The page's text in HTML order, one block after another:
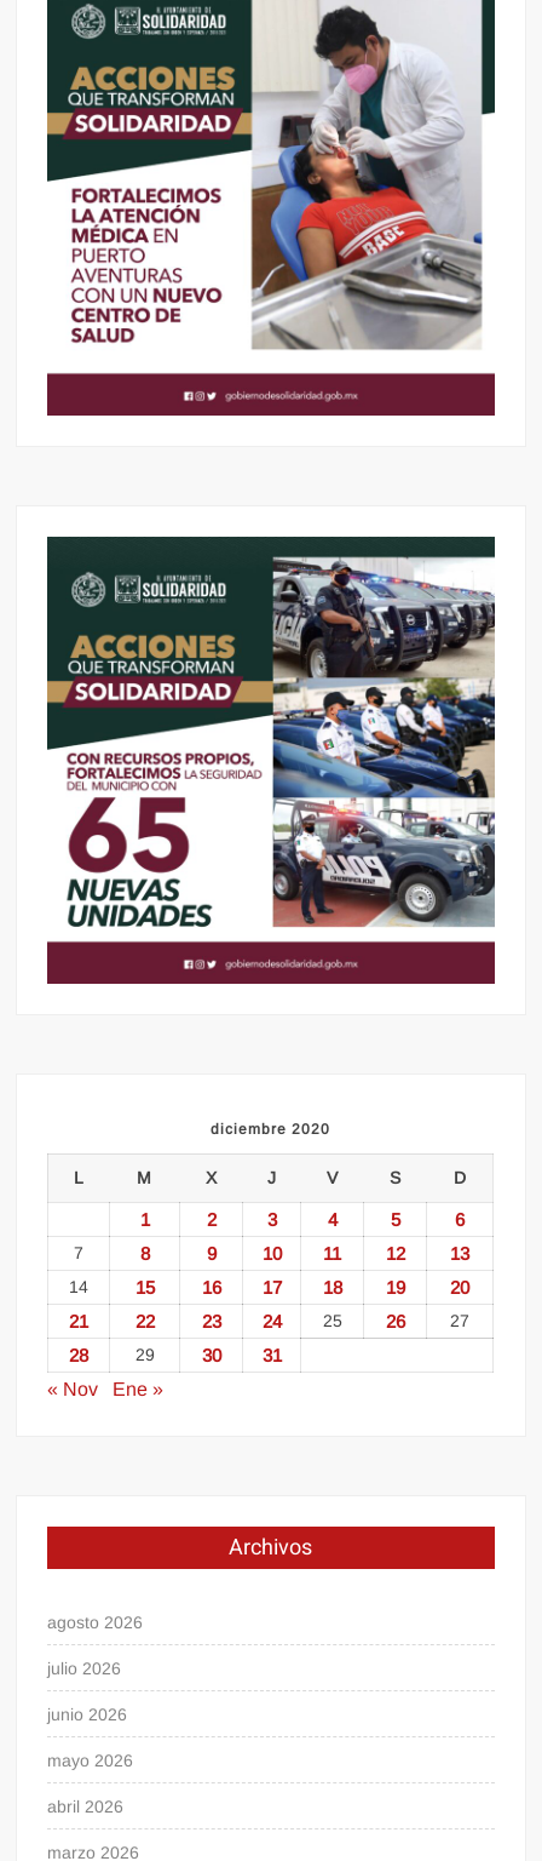
diciembre 2020
L M X J V S D
1 2 3 4 5 6
7 8 9 10 11 12 13
14 15 16 17 18 19
20
21
22 23 24 25 26 27
28 29 30
31
« Nov
Ene »
Archivos
agosto 2026
julio 2026
junio 2026
mayo 2026
abril 2026
marzo 2026